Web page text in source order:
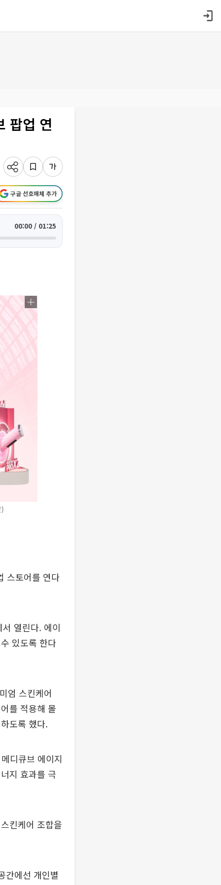
팝업 연
구글 선호매체 추가
00:00 / 01:25
스토어를 연다
열린다. 에이
있도록 한다
엄 스킨케어
를 적용해 몰
도록 했다.
디큐브 에이지
지 효과를 극
킨케어 조합을
간에선 개인별